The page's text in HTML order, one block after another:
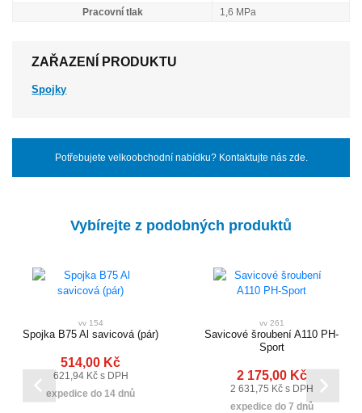
Pracovní tlak
1,6 MPa
ZAŘAZENÍ PRODUKTU
Spojky
Potřebujete velkoobchodní nabídku? Kontaktujte nás zde.
Vybírejte z podobných produktů
vv 154
Spojka B75 Al savicová (pár)
514,00 Kč
621,94 Kč s DPH
expedice do 14 dnů
vv 261
Savicové šroubení A110 PH-
Sport
2 175,00 Kč
2 631,75 Kč s DPH
expedice do 7 dnů